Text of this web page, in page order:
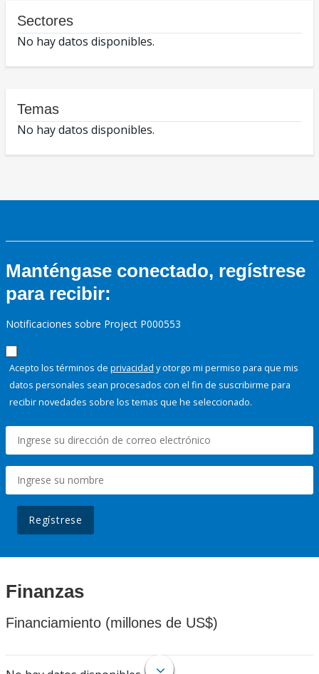
Sectores
No hay datos disponibles.
Temas
No hay datos disponibles.
Manténgase conectado, regístrese
para recibir:
Notificaciones sobre Project P000553
Acepto los términos de privacidad y otorgo mi permiso para que mis
datos personales sean procesados con el fin de suscribirme para
recibir novedades sobre los temas que he seleccionado.
Regístrese
Finanzas
Financiamiento (millones de US$)